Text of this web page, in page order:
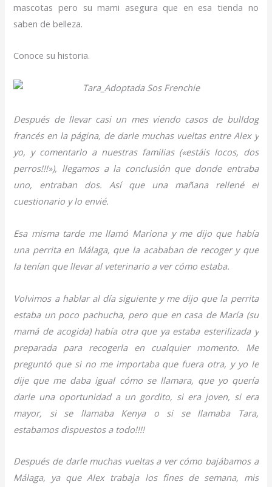
mascotas pero su mami asegura que en esa tienda no
saben de belleza.
Conoce su historia.
Después de llevar casi un mes viendo casos de bulldog
francés en la página, de darle muchas vueltas entre Alex y
yo, y comentarlo a nuestras familias («estáis locos, dos
perros!!!»), llegamos a la conclusión que donde entraba
uno, entraban dos. Así que una mañana rellené el
cuestionario y lo envié.
Esa misma tarde me llamó Mariona y me dijo que había
una perrita en Málaga, que la acababan de recoger y que
la tenían que llevar al veterinario a ver cómo estaba.
Volvimos a hablar al día siguiente y me dijo que la perrita
estaba un poco pachucha, pero que en casa de María (su
mamá de acogida) había otra que ya estaba esterilizada y
preparada para recogerla en cualquier momento. Me
preguntó que si no me importaba que fuera otra, y yo le
dije que me daba igual cómo se llamara, que yo quería
darle una oportunidad a un gordito, si era joven, si era
mayor, si se llamaba Kenya o si se llamaba Tara,
estabamos dispuestos a todo!!!!
Después de darle muchas vueltas a ver cómo bajábamos a
Málaga, ya que Alex trabaja los fines de semana, mis
Sos
Frenchie